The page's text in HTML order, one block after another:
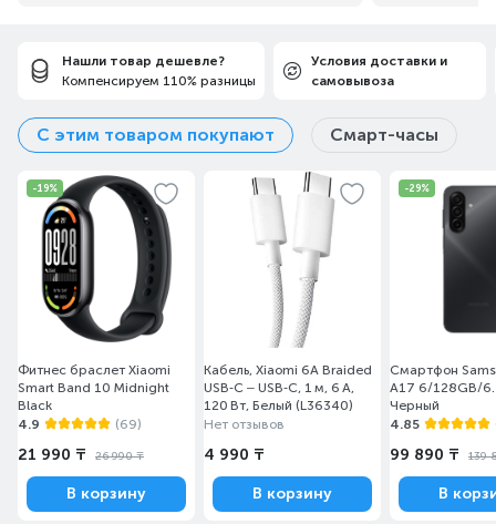
Нашли товар дешевле?
Компенсируем 110% разницы
Условия доставки и
самовывоза
С этим товаром покупают Смарт-часы
-19%
Фитнес браслет Xiaomi
Smart Band 10 Midnight
Black
4.9
(69)
21 990 ₸ 26 990 ₸
В корзину
Кабель, Xiaomi 6A Braided
USB‑C – USB‑C, 1 м, 6 А,
120 Вт, Белый (L36340)
Нет отзывов
4 990 ₸
В корзину
-29%
Смартфон
A17 6/128GB/
Черный
4.85
99 890 ₸ 139
В